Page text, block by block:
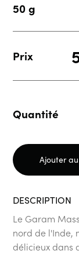
50 g
Prix
Quantité
Ajouter
DESCRIPTION
Le Garam
nord de l'Inde,
délicieux dans